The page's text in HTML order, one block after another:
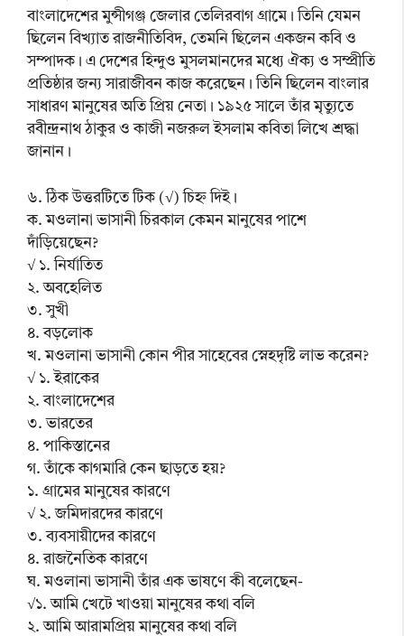
বাংলাদেশের মুন্সীগঞ্জ জেলার তেলিরবাগ গ্রামে। তিনি যেমন
ছিলেন বিখ্যাত রাজনীতিবিদ, তেমনি ছিলেন একজন কবি ও
সম্পাদক। এ দেশের হিন্দুও মুসলমানদের মধ্যে ঐক্য ও সম্প্রীতি
প্রতিষ্ঠার জন্য সারাজীবন কাজ করেছেন। তিনি ছিলেন বাংলার
সাধারণ মানুষের অতি প্রিয় নেতা। ১৯২৫ সালে তাঁর মৃত্যুতে
রবীন্দ্রনাথ ঠাকুর ও কাজী নজরুল ইসলাম কবিতা লিখে শ্রদ্ধা
জানান।
৬. ঠিক উত্তরটিতে টিক (√) চিহ্ন দিই।
ক. মওলানা ভাসানী চিরকাল কেমন মানুষের পাশে
দাঁড়িয়েছেন?
√ ১. নির্যাতিত
২. অবহেলিত
৩. সুখী
৪. বড়লোক
খ. মওলানা ভাসানী কোন পীর সাহেবের স্নেহদৃষ্টি লাভ করেন?
√ ১. ইরাকের
২. বাংলাদেশের
৩. ভারতের
৪. পাকিস্তানের
গ. তাঁকে কাগমারি কেন ছাড়তে হয়?
১. গ্রামের মানুষের কারণে
√ ২. জমিদারদের কারণে
৩. ব্যবসায়ীদের কারণে
৪. রাজনৈতিক কারণে
ঘ. মওলানা ভাসানী তাঁর এক ভাষণে কী বলেছেন-
√১. আমি খেটে খাওয়া মানুষের কথা বলি
২. আমি আরামপ্রিয় মানুষের কথা বলি